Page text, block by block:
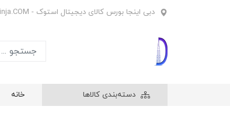
دبی اینجا بورس کالای دیجیتال استوک - Dubaiinja.IR Dubaiinja.COM
دسته‌بندی کالاها خانه